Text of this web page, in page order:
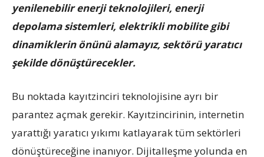
yenilenebilir enerji teknolojileri, enerji
depolama sistemleri, elektrikli mobilite gibi
dinamiklerin önünü alamayız, sektörü yaratıcı
şekilde dönüştürecekler.
Bu noktada kayıtzinciri teknolojisine ayrı bir
parantez açmak gerekir. Kayıtzincirinin, internetin
yarattığı yaratıcı yıkımı katlayarak tüm sektörleri
dönüştüreceğine inanıyor. Dijitalleşme yolunda en